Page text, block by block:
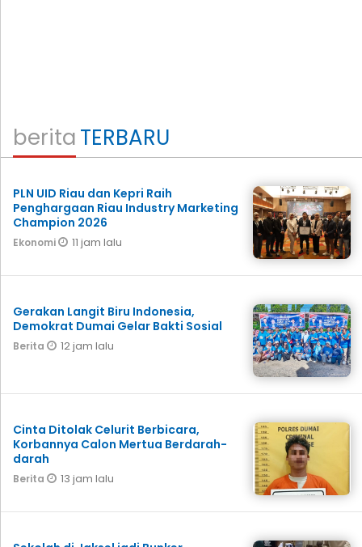
beritaTERBARU
PLN UID Riau dan Kepri Raih
Penghargaan Riau Industry Marketing
Champion 2026
Ekonomi 11 jam lalu
Gerakan Langit Biru Indonesia,
Demokrat Dumai Gelar Bakti Sosial
Berita 12 jam lalu
Cinta Ditolak Celurit Berbicara,
Korbannya Calon Mertua Berdarah-
darah
Berita 13 jam lalu